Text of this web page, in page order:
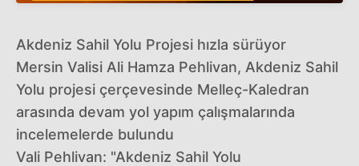
Akdeniz Sahil Yolu Projesi hızla sürüyor
Mersin Valisi Ali Hamza Pehlivan, Akdeniz Sahil
Yolu projesi çerçevesinde Melleç-Kaledran
arasında devam yol yapım çalışmalarında
incelemelerde bulundu
Vali Pehlivan: "Akdeniz Sahil Yolu